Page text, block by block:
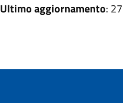
Ultimo aggiornamento: